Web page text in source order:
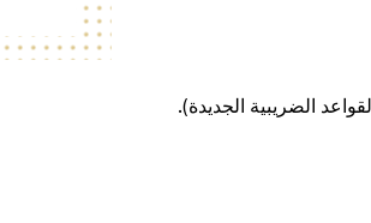
الضريبية الجديدة).